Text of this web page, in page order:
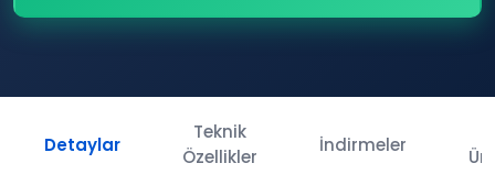
Detaylar
Teknik
Özellikler
İndirmeler